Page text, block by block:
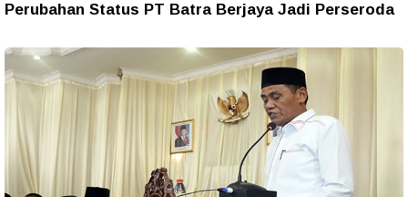
Perubahan Status PT Batra Berjaya Jadi Perseroda